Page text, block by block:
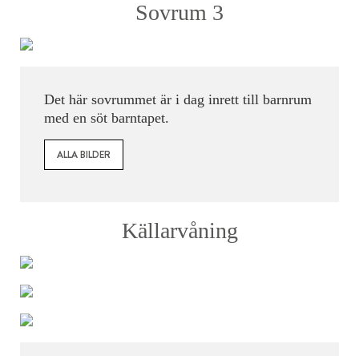
Sovrum 3
Det här sovrummet är i dag inrett till barnrum
med en söt barntapet.
ALLA BILDER
Källarvåning